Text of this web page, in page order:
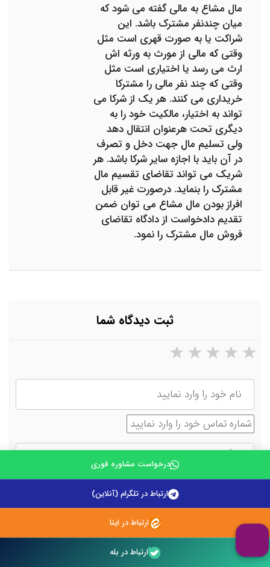
مال مشاع به مالی گفته می شود که
میان چندنفر مشترک باشد. این
شراکت یا به صورت قهری است مثل
وقتی که مالی از مورث به ورثه اش
ارث می رسد یا اختیاری است مثل
وقتی که چند نفر مالی را مشترکا
خریداری می کنند. هر یک از شرکا می
تواند به اختیار، مالکیت خود را به
دیگری تحت هرعنوان انتقال دهد
ولی تسلیم مال جهت دخل و تصرف
در آن باید با اجازه سایر شرکا باشد. هر
شریک می تواند تقاضای تقسیم مال
مشترک را بنماید. درصورت غیر قابل
افراز بودن مال مشاع می توان ضمن
تقدیم دادخواست از دادگاه تقاضای
فروش مال مشترک را نمود.
ثبت دیدگاه شما
۵ ستاره از ۵ ۴ ستاره از ۵ ۳ ستاره از ۵ ۲ ستاره از ۵
نام
شماره تماس
دیدگاه
حاصل جمع مقابل را وارد نمایید: (5 + 4)
درخواست مشاوره فوری
ارتباط در تلگرام (آنلاین)
ارتباط در ایتا
ارتباط در بله